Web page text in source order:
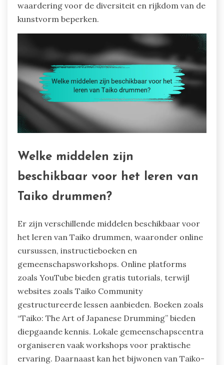
waardering voor de diversiteit en rijkdom van de
kunstvorm beperken.
Welke middelen zijn
beschikbaar voor het leren van
Taiko drummen?
Er zijn verschillende middelen beschikbaar voor
het leren van Taiko drummen, waaronder online
cursussen, instructieboeken en
gemeenschapsworkshops. Online platforms
zoals YouTube bieden gratis tutorials, terwijl
websites zoals Taiko Community
gestructureerde lessen aanbieden. Boeken zoals
“Taiko: The Art of Japanese Drumming” bieden
diepgaande kennis. Lokale gemeenschapscentra
organiseren vaak workshops voor praktische
ervaring. Daarnaast kan het bijwonen van Taiko-